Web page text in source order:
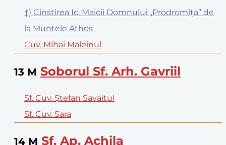
†) Cinstirea Ic. Maicii Domnului „Prodromița” de
la Muntele Athos
Cuv. Mihai Maleinul
13 M Soborul Sf. Arh. Gavriil
Sf. Cuv. Ștefan Savaitul
Sf. Cuv. Sara
14 M Sf. Ap. Achila